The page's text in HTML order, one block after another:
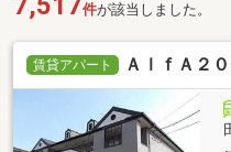
件が該当しました。
賃貸アパート ＡｌｆＡ２